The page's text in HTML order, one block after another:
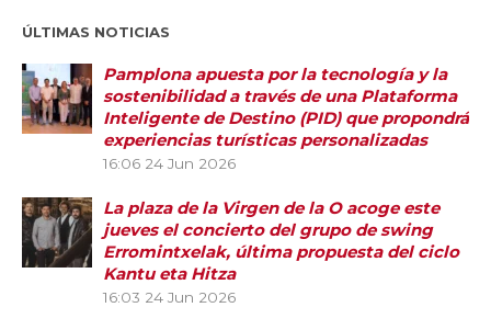
ÚLTIMAS NOTICIAS
Pamplona apuesta por la tecnología y la
sostenibilidad a través de una Plataforma
Inteligente de Destino (PID) que propondrá
experiencias turísticas personalizadas
16:06 24 Jun 2026
La plaza de la Virgen de la O acoge este
jueves el concierto del grupo de swing
Erromintxelak, última propuesta del ciclo
Kantu eta Hitza
16:03 24 Jun 2026